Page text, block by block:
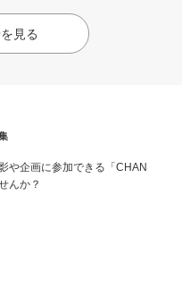
見る
や企画に参加できる「CHAN
んか？